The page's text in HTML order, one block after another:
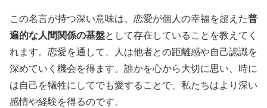
この名言が持つ深い意味は、恋愛が個人の幸福を超えた普
遍的な人間関係の基盤として存在していることを教えてく
れます。恋愛を通して、人は他者との距離感や自己認識を
深めていく機会を得ます。誰かを心から大切に思い、時に
は自己を犠牲にしてでも愛することで、私たちはより深い
感情や経験を得るのです。